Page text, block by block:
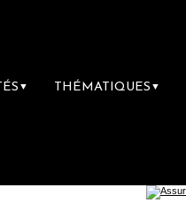
▼ THÉMATIQUES ▼